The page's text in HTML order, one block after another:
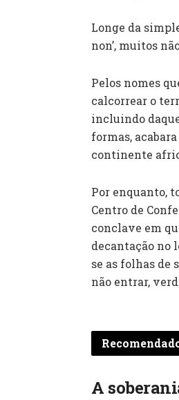
Longe da
non’, muitos
Pelos nomes
calcorrear o
incluindo
formas,
continente
Por enquanto,
Centro de
conclave em
decantação no
se as folhas de
não entrar,
A